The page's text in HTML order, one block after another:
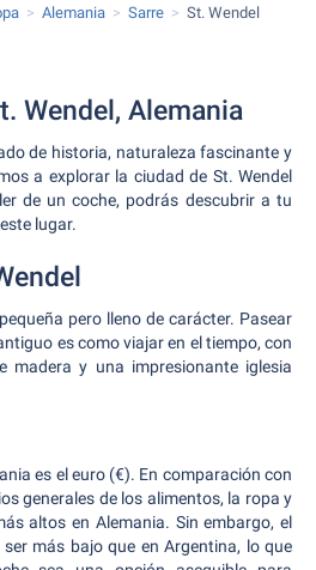
Alemania Sarre St. Wendel
Wendel, Alemania
de historia, naturaleza fascinante y
a explorar la ciudad de St. Wendel
de un coche, podrás descubrir a tu
lugar.
pero lleno de carácter. Pasear
es como viajar en el tiempo, con
madera y una impresionante iglesia
es el euro (€). En comparación con
generales de los alimentos, la ropa y
altos en Alemania. Sin embargo, el
más bajo que en Argentina, lo que